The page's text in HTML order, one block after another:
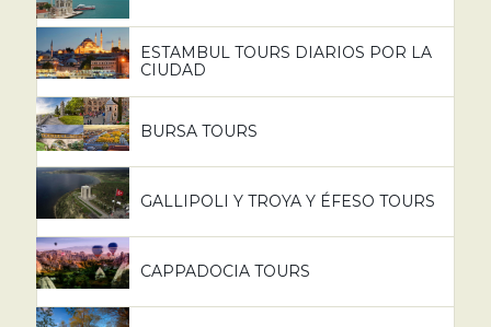
ESTAMBUL TOURS DIARIOS POR LA
CIUDAD
BURSA TOURS
GALLIPOLI Y TROYA Y ÉFESO TOURS
CAPPADOCIA TOURS